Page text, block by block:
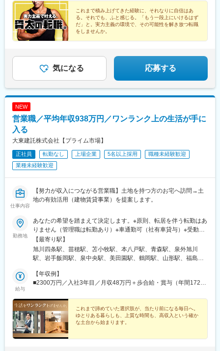
木駅、東所沢駅、春日部駅、越谷駅、三郷中央駅、水戸駅、つく
ば駅、守谷駅、柏の葉キャンパス駅、公津の杜駅、県庁前駅(千葉
県)、上総村上駅、八千代緑が丘駅、東松戸駅、西船橋駅、三鷹
駅、恋ケ窪駅、武蔵砂川駅、甲州街道駅、河辺駅、北八王子駅、
町田駅、相模原駅、百合ケ丘駅、津田山駅、東門前駅、仲町台
奈川県)、六会日大前駅、社家駅、宮山駅、富水駅、常永駅、御殿
場駅、三島広小路駅、富士根駅、清水駅(静岡県)、東静岡駅、藤枝
駅、高塚駅、自動車学校前駅、船町駅、豊川駅、岡崎駅、亀島
田駅(滋賀県)、福知山駅、桂駅、東野駅(京都府)、伏見駅(京都
瀬駅、ＪＲ総持寺駅、荒本駅、河内天美駅、深井駅、泉佐野駅、
尼崎駅(阪神線)、打出駅、西明石駅、別府駅(兵庫県)、手柄駅、網
干駅、新大宮駅、大和八木駅、和歌山駅、眉山ロープウェイ山麓
駅、三条駅(香川県)、松山駅(愛媛県)、桟橋通二丁目駅、備前西市
駅、岡山駅、倉敷駅、鳥取駅、松江駅、東福山駅、松永駅、東広
駅、西黒崎駅、吉塚駅、古賀駅、橋本駅(福岡県)、春日原駅、御井
駅、佐賀駅、大橋駅(長崎県)、中佐世保駅、大分駅、西里駅、平成
船駅、大師橋駅、伊勢佐木長者町駅、南林間駅、長沼駅(静岡県)、
浄心駅、成岩駅、三柿野駅、中川原駅、宮之阪駅、上牧駅(大阪
府)、田中口駅、大手町駅(愛媛県)、桟橋通三丁目駅、岡山駅前
駅、倉敷市駅、比治山橋駅、横川一丁目駅、熊西駅、佐世保中央
駅、郡元駅(鹿児島市電)、黄金町駅、古庄駅、島本駅、ＪＲ松山駅
前駅、桟橋通一丁目駅、皆実町二丁目駅、横川駅、黒崎駅前駅、
佐世保駅、郡元・南駅
これまで積み上げてきた経験に、それなりに自信はあ
る。それでも、ふと感じる。「もう一段上にいけるはず
だ」と。実力主義の環境で、その可能性を解き放つ転職
をしませんか。
気になる 応募する
NEW
営業職／平均年収938万円／ワンランク上の生活が手に
入る
大東建託株式会社【プライム市場】
正社員 転勤なし 上場企業 5名以上採用
職種未経験歓迎
業種未経験歓迎
仕事内容
【努力が収入につながる営業職】土地を持つ方のお宅へ訪問→土
地の有効活用（建物賃貸事業）を提案します。
勤務地
あなたの希望を踏まえて決定します。※原則、転居を伴う転勤はあ
りません（管理職は転勤あり）※車通勤可（社有車貸与）※受動喫
煙対策あり※支店ごと常に募集人数の変動があります。配属希望支
店の空き状況は、ご応募時にご確認ください【本社】東京都港区
港南2-16-1 品川イーストワンタワー21～24階（各線「品川駅」
活事情に配慮して働きやすい環境づくりを進めています。
【最寄り駅】
旭川四条駅、苗穂駅、苫小牧駅、本八戸駅、青森駅、泉外旭川
駅、岩手飯岡駅、泉中央駅、美田園駅、鶴岡駅、山形駅、福島駅
松本駅、不二越駅、金沢駅、新福井駅、江曽島駅、小山駅、太田
駅(群馬県)、前橋大島駅、高崎駅、新白岡駅、上熊谷駅、北上尾
木駅、東所沢駅、春日部駅、越谷駅、三郷中央駅、水戸駅、つく
ば駅、守谷駅、柏の葉キャンパス駅、公津の杜駅、県庁前駅(千葉
県)、上総村上駅、八千代緑が丘駅、東松戸駅、西船橋駅、三鷹
駅、恋ケ窪駅、武蔵砂川駅、甲州街道駅、河辺駅、北八王子駅、
町田駅、相模原駅、百合ケ丘駅、津田山駅、東門前駅、仲町台
給与
【年収例】
■2300万円／入社3年目／月収48万円＋歩合給・賞与（年間1724
これまで諦めていた選択肢が、当たり前になる毎日へ。
ゆとりある暮らしも、上質な時間も、高収入という確か
な土台から始まります。